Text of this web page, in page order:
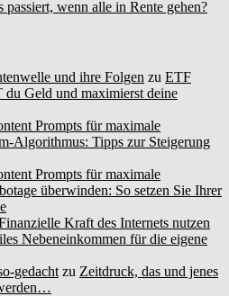
wenn alle in Rente gehen?
und ihre Folgen zu ETF
du Geld und maximierst deine
Prompts für maximale
Algorithmus: Tipps zur Steigerung
Prompts für maximale
überwinden: So setzen Sie Ihrer
Kraft des Internets nutzen
Nebeneinkommen für die eigene
gedacht zu Zeitdruck, das und jenes